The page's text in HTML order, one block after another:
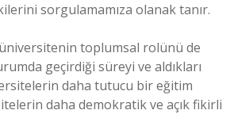
sorgulamamıza olanak tanır.
üniversitenin toplumsal rolünü de
geçirdiği süreyi ve aldıkları
daha tutucu bir eğitim
daha demokratik ve açık fikirli